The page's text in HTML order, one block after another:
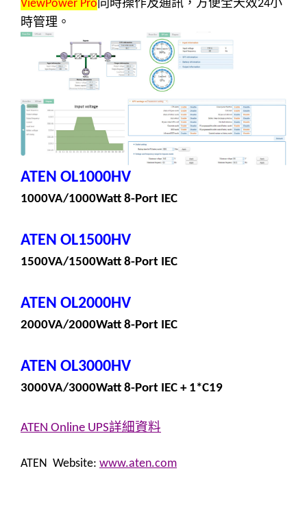
ViewPower Pro 24
時管理。
ATEN OL1000HV
1000VA/1000Watt 8-Port IEC
ATEN OL1500HV
1500VA/1500Watt 8-Port IEC
ATEN OL2000HV
2000VA/2000Watt 8-Port IEC
ATEN OL3000HV
3000VA/3000Watt 8-Port IEC + 1*C19
ATEN Online UPS詳細資料
ATEN Website: www.aten.com